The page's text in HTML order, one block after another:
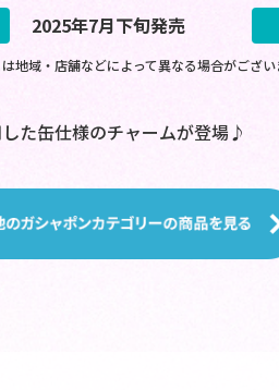
2025年7月下旬発売
地域・店舗などによって異なる場合がござい
た缶仕様のチャームが登場♪